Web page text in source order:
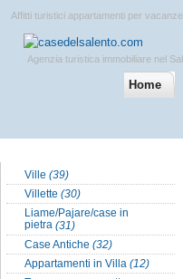
Affitti turistici appartamenti per
Agenzia turistica immobiliare nel
Home
Ville (39)
Villette (30)
Liame/Pajare/case in
pietra (31)
Case Antiche (32)
Appartamenti in Villa (12)